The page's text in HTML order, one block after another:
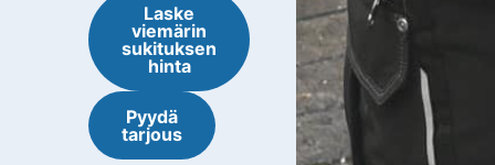
Laske
viemärin
sukituksen
hinta
Pyydä
tarjous